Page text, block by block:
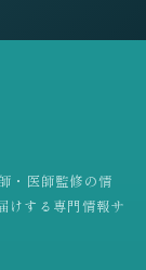
・医師監修の情
けする専門情報サ